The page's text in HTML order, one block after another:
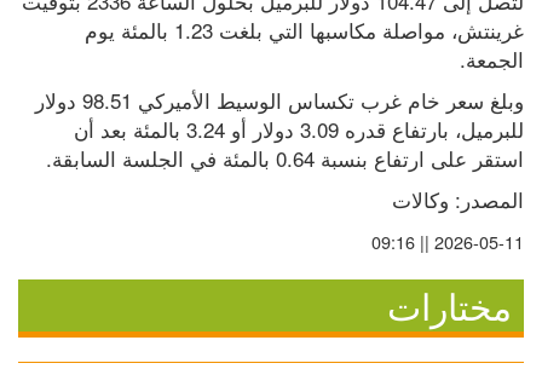
الجمعة.
استقر على ارتفاع بنسبة ​0.64 بالمئة في الجلسة السابقة.
المصدر: وكالات
2026-05-11 || 09:16
مختارات